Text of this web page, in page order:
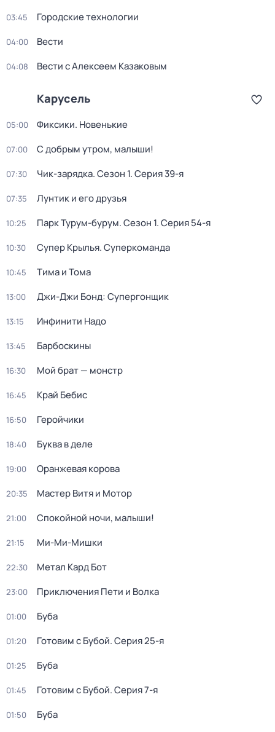
03:45 Городские технологии
04:00 Вести
04:08 Вести с Алексеем Казаковым
Карусель
05:00 Фиксики. Новенькие
07:00 С добрым утром, малыши!
07:30 Чик-зарядка. Сезон 1. Серия 39-я
07:35 Лунтик и его друзья
10:25 Парк Турум-бурум. Сезон 1. Серия 54-я
10:30 Супер Крылья. Суперкоманда
10:45 Тима и Тома
13:00 Джи-Джи Бонд: Супергонщик
13:15 Инфинити Надо
13:45 Барбоскины
16:30 Мой брат — монстр
16:45 Край Бебис
16:50 Геройчики
18:40 Буква в деле
19:00 Оранжевая корова
20:35 Мастер Витя и Мотор
21:00 Спокойной ночи, малыши!
21:15 Ми-Ми-Мишки
22:30 Метал Кард Бот
23:00 Приключения Пети и Волка
01:00 Буба
01:20 Готовим с Бубой. Серия 25-я
01:25 Буба
01:45 Готовим с Бубой. Серия 7-я
01:50 Буба